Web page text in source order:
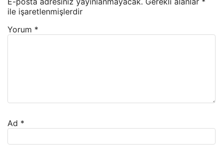
ile işaretlenmişlerdir
Yorum *
Ad *